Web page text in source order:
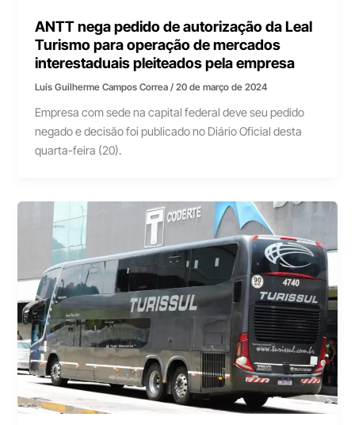
ANTT nega pedido de autorização da Leal
Turismo para operação de mercados
interestaduais pleiteados pela empresa
Luís Guilherme Campos Correa/20 de março de 2024
Empresa com sede na capital federal deve seu pedido
negado e decisão foi publicado no Diário Oficial desta
quarta-feira (20).